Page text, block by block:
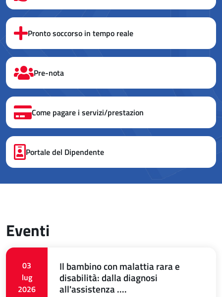
Pronto soccorso in tempo reale
Pre-nota
Come pagare i servizi/prestazion
Portale del Dipendente
Eventi
03
lug
2026
Il bambino con malattia rara e
disabilità: dalla diagnosi
all'assistenza ....